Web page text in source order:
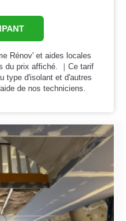
Rénov' et aides locales
du prix affiché. ｜Ce tarif
type d'isolant et d'autres
de nos techniciens.